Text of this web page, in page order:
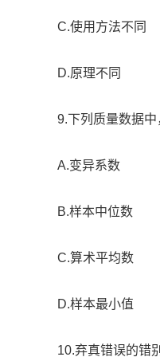
C.使用方法不同
D.原理不同
9.下列质量数据中
A.变异系数
B.样本中位数
C.算术平均数
D.样本最小值
10.弃真错误的错